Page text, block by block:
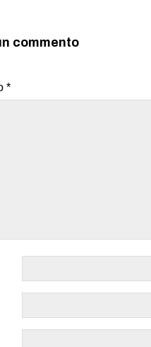
commento
*